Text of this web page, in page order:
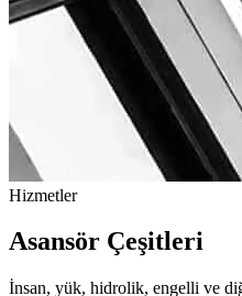
Hizmetler
Asansör Çeşitleri
İnsan, yük, hidrolik, engelli ve